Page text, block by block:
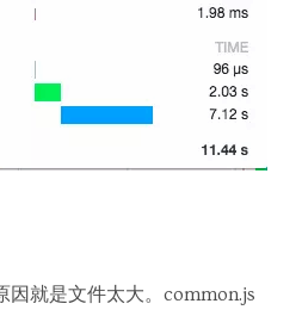
因就是文件太大。common.js